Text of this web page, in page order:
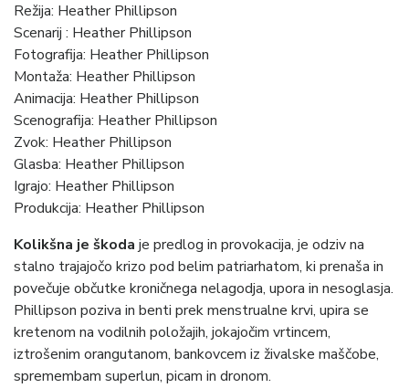
Režija: Heather Phillipson
Scenarij : Heather Phillipson
Fotografija: Heather Phillipson
Montaža: Heather Phillipson
Animacija: Heather Phillipson
Scenografija: Heather Phillipson
Zvok: Heather Phillipson
Glasba: Heather Phillipson
Igrajo: Heather Phillipson
Produkcija: Heather Phillipson
Kolikšna je škoda je predlog in provokacija, je odziv na
stalno trajajočo krizo pod belim patriarhatom, ki prenaša in
povečuje občutke kroničnega nelagodja, upora in nesoglasja.
Phillipson poziva in benti prek menstrualne krvi, upira se
kretenom na vodilnih položajih, jokajočim vrtincem,
iztrošenim orangutanom, bankovcem iz živalske maščobe,
spremembam superlun, picam in dronom.